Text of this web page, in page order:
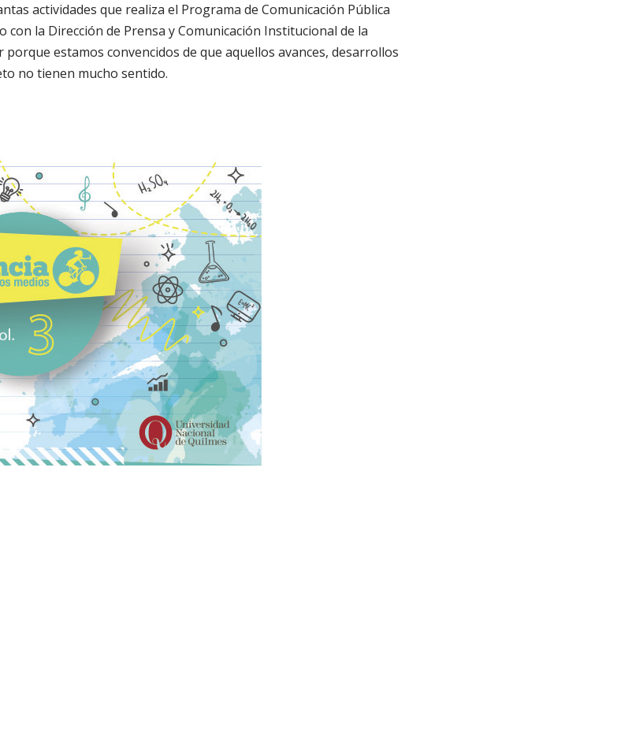
actividades que realiza el Programa de Comunicación Pública
con la Dirección de Prensa y Comunicación Institucional de la
estamos convencidos de que aquellos avances, desarrollos
no tienen mucho sentido.